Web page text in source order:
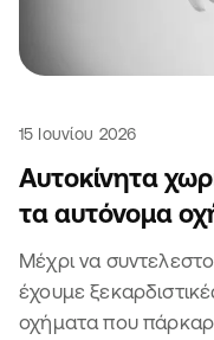
15 Ιουνίου 2026
Αυτοκίνητα
τα αυτόνομα
Μέχρι να
έχουμε
οχήματα που